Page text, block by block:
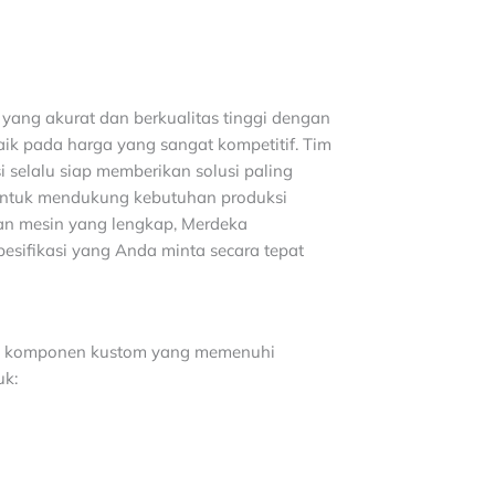
akurat dan berkualitas tinggi dengan
pada harga yang sangat kompetitif. Tim
siap memberikan solusi paling
mendukung kebutuhan produksi
mesin yang lengkap, Merdeka
yang Anda minta secara tepat
kustom yang memenuhi